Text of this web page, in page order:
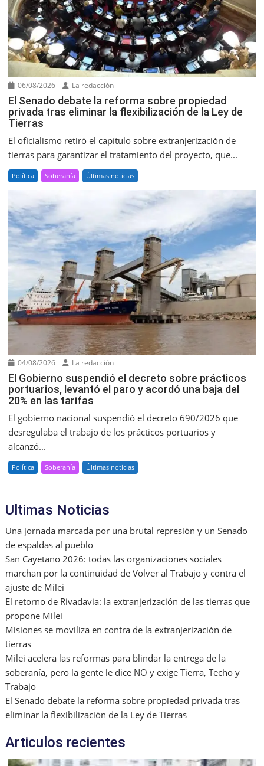
06/08/2026 La redacción
El Senado debate la reforma sobre propiedad
privada tras eliminar la flexibilización de la Ley de
Tierras
El oficialismo retiró el capítulo sobre extranjerización de
tierras para garantizar el tratamiento del proyecto, que...
Política Soberanía Últimas noticias
04/08/2026 La redacción
El Gobierno suspendió el decreto sobre prácticos
portuarios, levantó el paro y acordó una baja del
20% en las tarifas
El gobierno nacional suspendió el decreto 690/2026 que
desregulaba el trabajo de los prácticos portuarios y
alcanzó...
Política Soberanía Últimas noticias
Ultimas Noticias
Una jornada marcada por una brutal represión y un Senado
de espaldas al pueblo
San Cayetano 2026: todas las organizaciones sociales
marchan por la continuidad de Volver al Trabajo y contra el
ajuste de Milei
El retorno de Rivadavia: la extranjerización de las tierras que
propone Milei
Misiones se moviliza en contra de la extranjerización de
tierras
Milei acelera las reformas para blindar la entrega de la
soberanía, pero la gente le dice NO y exige Tierra, Techo y
Trabajo
El Senado debate la reforma sobre propiedad privada tras
eliminar la flexibilización de la Ley de Tierras
Articulos recientes